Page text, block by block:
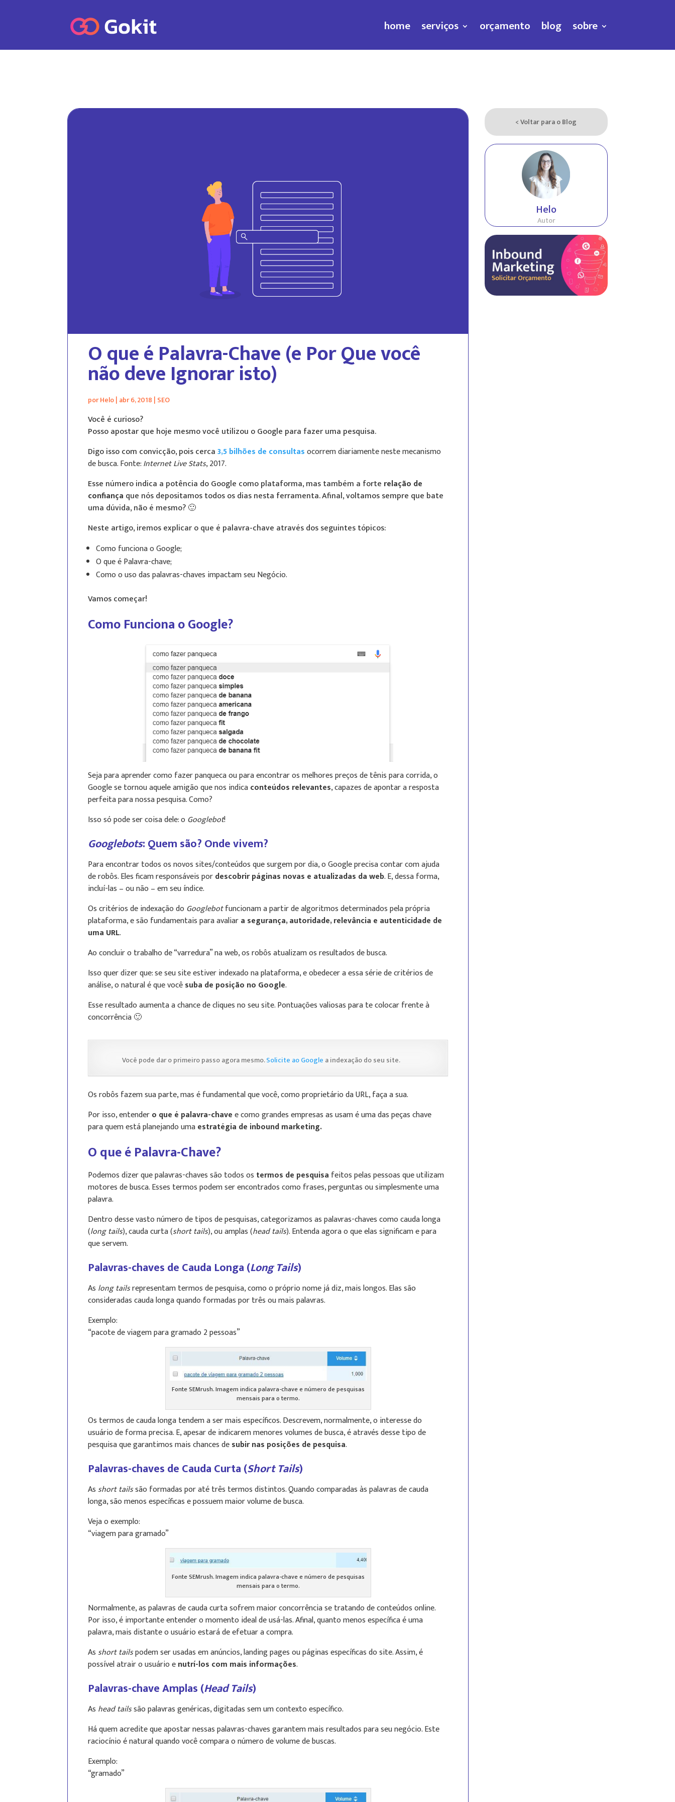
home serviços orçamento blog sobre
O que é Palavra-Chave (e Por Que você
não deve Ignorar isto)
porHelo| abr 6, 2018 | SEO
Você é curioso?
Posso apostar que hoje mesmo você utilizou o Google para fazer uma pesquisa.
Digo isso com convicção, pois cerca3,5 bilhões de consultas ocorrem diariamenteneste mecanismo
de busca.Fonte:Internet Live Stats, 2017.
Esse número indica a potência do Google como plataforma, mas também a forte relação de
confiança que nós depositamos todos os dias nesta ferramenta. Afinal, voltamos sempre que bate
uma dúvida, não é mesmo? 🙂
Neste artigo, iremos explicar o que é palavra-chave através dos seguintes tópicos:
Como funciona o Google;
O que é Palavra-chave;
Como o uso das palavras-chaves impactam seu Negócio.
Vamos começar!
Como Funciona o Google?
Seja para aprender como fazer panqueca ou para encontrar os melhores preços de tênis para corrida, o
Google se tornou aquele amigão que nos indicaconteúdos relevantes, capazes de apontar a resposta
perfeita para nossa pesquisa. Como?
Isso só pode ser coisa dele: o Googlebot!
Googlebots: Quem são? Onde vivem?
Para encontrar todos os novos sites/conteúdos que surgem por dia, o Google precisa contar com ajuda
de robôs. Eles ficam responsáveis pordescobrir páginas novas e atualizadas da web. E, dessa forma,
incluí-las – ou não – em seu índice.
Os critérios de indexação do Googlebotfuncionam a partir de algoritmos determinados pela própria
plataforma, e são fundamentais para avaliara segurança, autoridade, relevância e autenticidade de
uma URL.
Ao concluir o trabalho de “varredura” na web, os robôs atualizam os resultados de busca.
Isso quer dizer que: se seu site estiver indexado na plataforma, e obedecer a essa série de critérios de
análise, o natural é que vocêsuba de posição no Google.
Esse resultado aumenta a chance de cliques no seu site. Pontuações valiosas para te colocar frente à
concorrência 🙂
Você pode dar o primeiro passo agora mesmo.Solicite ao Google a indexação do seu site.
Os robôs fazem sua parte, mas é fundamental que você, como proprietário da URL, faça a sua.
Por isso, entendero que é palavra-chavee como grandes empresas as usam é uma das peças chave
para quem está planejando umaestratégia de inbound marketing.
O que é Palavra-Chave?
Podemos dizer que palavras-chaves são todos os termos de pesquisa feitos pelas pessoas que utilizam
motores de busca. Esses termos podem ser encontrados como frases, perguntas ou simplesmente uma
palavra.
Dentro desse vasto número de tipos de pesquisas, categorizamos as palavras-chaves como cauda longa
(long tails), cauda curta (short tails), ou amplas (head tails). Entenda agora o que elas significam e para
que servem.
Palavras-chaves de Cauda Longa (Long Tails)
As long tailsrepresentam termos de pesquisa, como o próprio nome já diz, mais longos. Elas são
consideradas cauda longa quando formadas por três ou mais palavras.
Exemplo:
“pacote de viagem para gramado 2 pessoas”
Fonte SEMrush. Imagem indica palavra-chave e número de pesquisas
mensais para o termo.
Os termos de cauda longa tendem a ser mais específicos. Descrevem, normalmente, o interesse do
usuário de forma precisa. E, apesar de indicarem menores volumes de busca, é através desse tipo de
pesquisa que garantimos mais chances desubir nas posições de pesquisa.
Palavras-chaves de Cauda Curta (Short Tails)
Asshort tailssão formadas por até três termos distintos. Quando comparadas às palavras de cauda
longa, são menos específicas e possuem maior volume de busca.
Veja o exemplo:
“viagem para gramado”
Fonte SEMrush. Imagem indica palavra-chave e número de pesquisas
mensais para o termo.
Normalmente, as palavras de cauda curta sofrem maior concorrência se tratando de conteúdos online.
Por isso, é importante entender o momento ideal de usá-las. Afinal, quanto menos específica é uma
palavra, mais distante o usuário estará de efetuar a compra.
Asshort tailspodem ser usadas em anúncios, landing pages ou páginas específicas do site. Assim, é
possível atrair o usuário enutrí-los com mais informações.
Palavras-chave Amplas (Head Tails)
As head tailssão palavras genéricas, digitadas sem um contexto específico.
Há quem acredite que apostar nessas palavras-chaves garantem mais resultados para seu negócio. Este
raciocínio é natural quando você compara o número de volume de buscas.
Exemplo:
“gramado”
< Voltar para o Blog
Helo
Autor